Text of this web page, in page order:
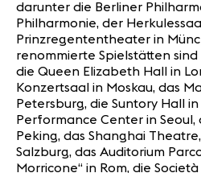
darunter die Berliner
Philharmonie, der
Prinzregententheater in
renommierte Spielstätten sind
die Queen Elizabeth Hall in
Konzertsaal in Moskau, das
Petersburg, die Suntory Hall
Performance Center in
Peking, das Shanghai
Salzburg, das Auditorium
Morricone“ in Rom, die